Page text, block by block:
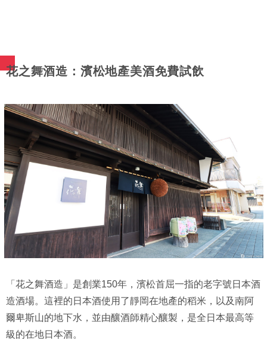
花之舞酒造：濱松地產美酒免費試飲
「花之舞酒造」是創業150年，濱松首屈一指的老字號日本酒
造酒場。這裡的日本酒使用了靜岡在地產的稻米，以及南阿
爾卑斯山的地下水，並由釀酒師精心釀製，是全日本最高等
級的在地日本酒。